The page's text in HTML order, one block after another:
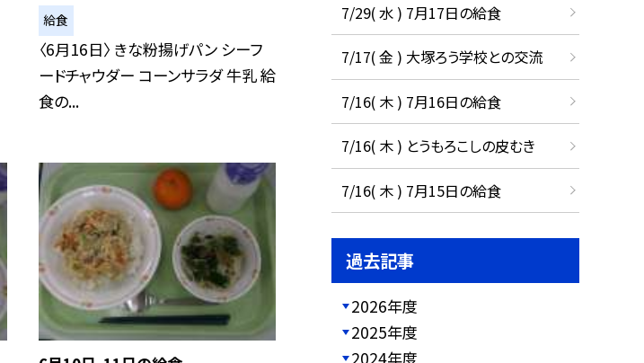
給食
〈6月16日〉 きな粉揚げパン シーフ
ードチャウダー コーンサラダ 牛乳 給
食の...
7/29( 水 ) 7月17日の給食
7/17( 金 ) 大塚ろう学校との交流
7/16( 木 ) 7月16日の給食
7/16( 木 ) とうもろこしの皮むき
7/16( 木 ) 7月15日の給食
過去記事
2026年度
2025年度
2024年度